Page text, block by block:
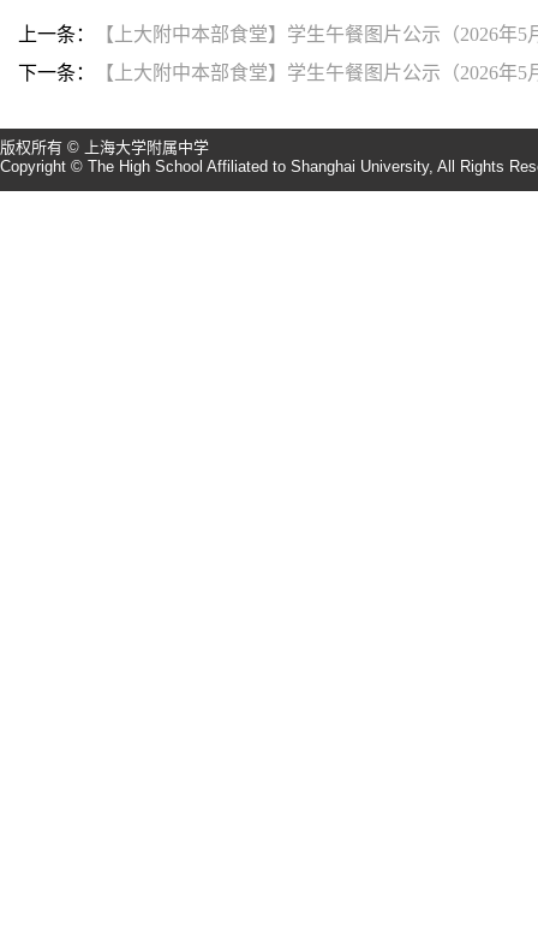
上一条：
【上大附中本部食堂】学生午餐图片公示（2026年5
下一条：
【上大附中本部食堂】学生午餐图片公示（2026年5
版权所有 © 上海大学附属中学
Copyright © The High School Affiliated to Shanghai University, All Rights